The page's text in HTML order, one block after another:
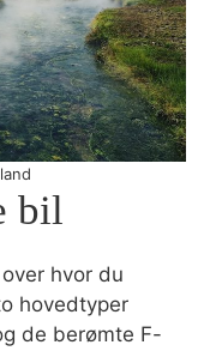
bil
hvor du
hovedtyper
de berømte F-